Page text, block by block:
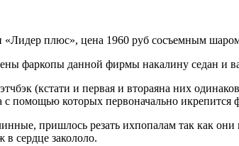
плюс», цена 1960 руб сосъемным
фаркопы данной фирмы накалину седан и
(кстати и первая и втораяна них
с помощью которых первоначально икрепится
пришлось резать ихпопалам так как
сердце закололо.